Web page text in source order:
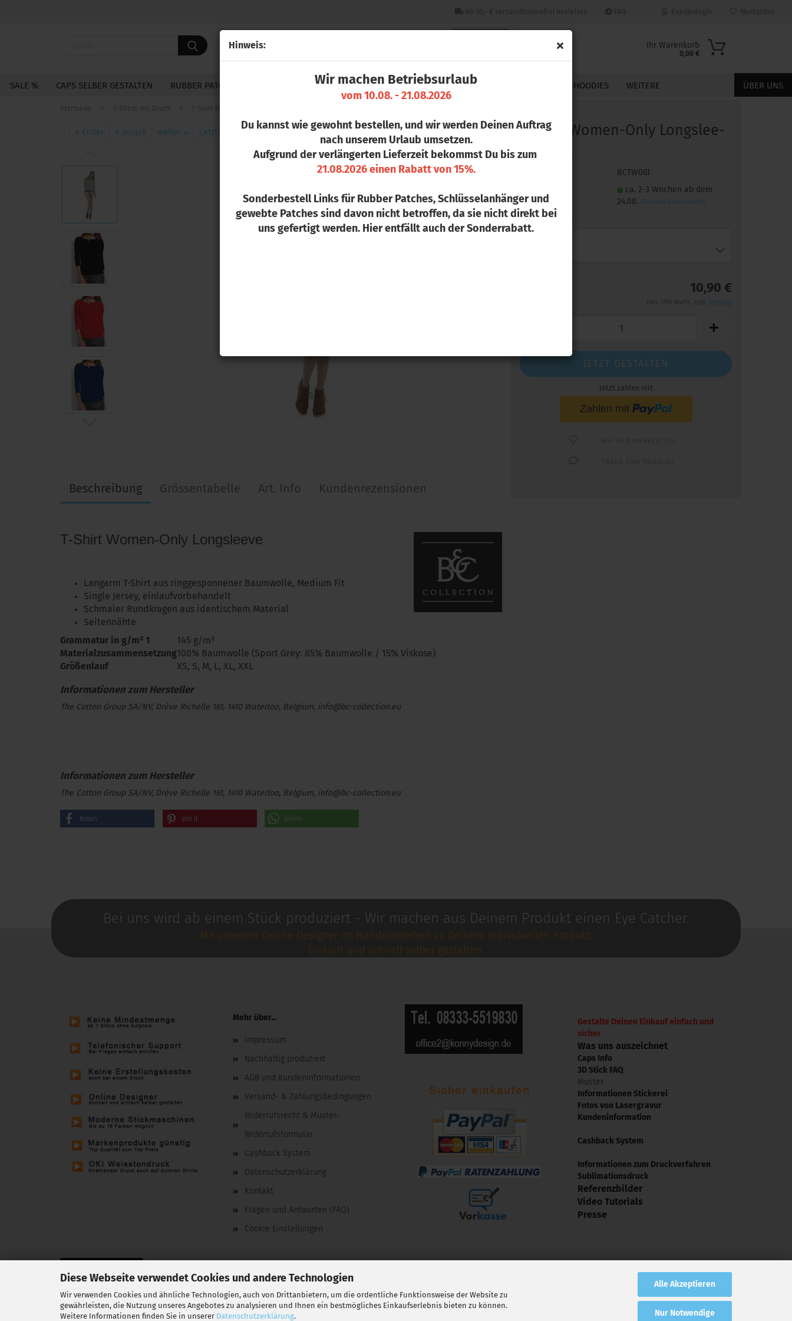
Diese Webseite verwendet Cookies und andere Technologien
Wir verwenden Cookies und ähnliche Technologien, auch von Drittanbietern, um die ordentliche Funktionsweise der Website zu
gewährleisten, die Nutzung unseres Angebotes zu analysieren und Ihnen ein bestmögliches Einkaufserlebnis bieten zu können.
Weitere Informationen finden Sie in unserer Datenschutzerklärung.
Alle Akzeptieren
Nur Notwendige
Hin­weis:
Wir machen Betriebsurlaub
vom 10.08. - 21.08.2026
Du kannst wie gewohnt bestellen, und wir werden Deinen Auftrag
nach unserem Urlaub umsetzen.
Aufgrund der verlängerten Lieferzeit bekommst Du bis zum
21.08.2026 einen Rabatt von 15%.
Sonderbestell Links für Rubber Patches, Schlüsselanhänger und
gewebte Patches sind davon nicht betroffen, da sie nicht direkt bei
uns gefertigt werden. Hier entfällt auch der Sonderrabatt.
Passwort vergessen?
Ihr Warenkorb
0,00 €
SALE % CAPS SELBER GESTALTEN RUBBER PATCHES SCHLÜSSELANHÄNGER PINS STICKER & PATCHES HOODIES ÜBER UNS
WEITERE
» »
« Erster « zurück weiter » Letzter » 24Artikel in dieser Kategorie
T-​Shirt Women-​Only Longslee­
BCTW06T
ca. 2-3 Wochen ab dem
24.08.
(Ausland abweichend)
10,90 €
Versand
JETZT GESTALTEN
Jetzt zahlen mit
Beschreibung Grössentabelle Art. Info Kundenrezensionen
T-Shirt Women-Only Longsleeve
Langarm T-Shirt aus ringgesponnener Baumwolle, Medium Fit
Single Jersey, einlaufvorbehandelt
Schmaler Rundkragen aus identischem Material
Seitennähte
Grammatur in g/m² 1
145 g/m²
Materialzusammensetzung100% Baumwolle (Sport Grey: 85% Baumwolle / 15% Viskose)
Größenlauf
XS, S, M, L, XL, XXL
The Cotton Group SA/NV, Drève Richelle 161, 1410 Waterloo, Belgium, info@bc-collection.eu
The Cotton Group SA/NV, Drève Richelle 161, 1410 Waterloo, Belgium, info@bc-collection.eu
teilen pin it teilen
Bei uns wird ab einem Stück produziert - Wir machen aus Deinem Produkt einen Eye Catcher.
Mit unserem Online Designer im Handumdrehen zu Deinem individuellen Produkt.
Einfach und schnell selber gestalten.
Mehr über...
Impressum
Nachhaltig produziert
AGB und Kundeninformationen
Versand- & Zahlungsbedingungen
Widerrufsrecht & Muster-
Widerrufsformular
Cashback System
Datenschutzerklärung
Kontakt
Fragen und Antworten (FAQ)
Cookie Einstellungen
Gestalte Deinen Einkauf einfach und
sicher
Was uns auszeichnet
Caps Info
3D Stick FAQ
Muster
Informationen Stickerei
Fotos von Lasergravur
Kundeninformation
Cashback System
Informationen zum Druckverfahren
Sublimationsdruck
Referenzbilder
Video Tutorials
Presse
hat4,70
475Bewertungen auf Shop-Berater.com